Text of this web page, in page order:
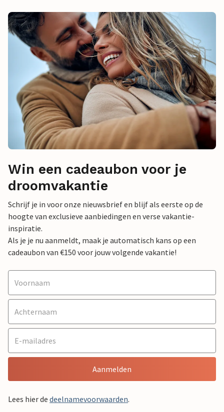
Win een cadeaubon voor je
droomvakantie
Schrijf je in voor onze nieuwsbrief en blijf als eerste op de
hoogte van exclusieve aanbiedingen en verse vakantie-
inspiratie.
Als je je nu aanmeldt, maak je automatisch kans op een
cadeaubon van €150 voor jouw volgende vakantie!
Aanmelden
Lees hier de deelnamevoorwaarden.